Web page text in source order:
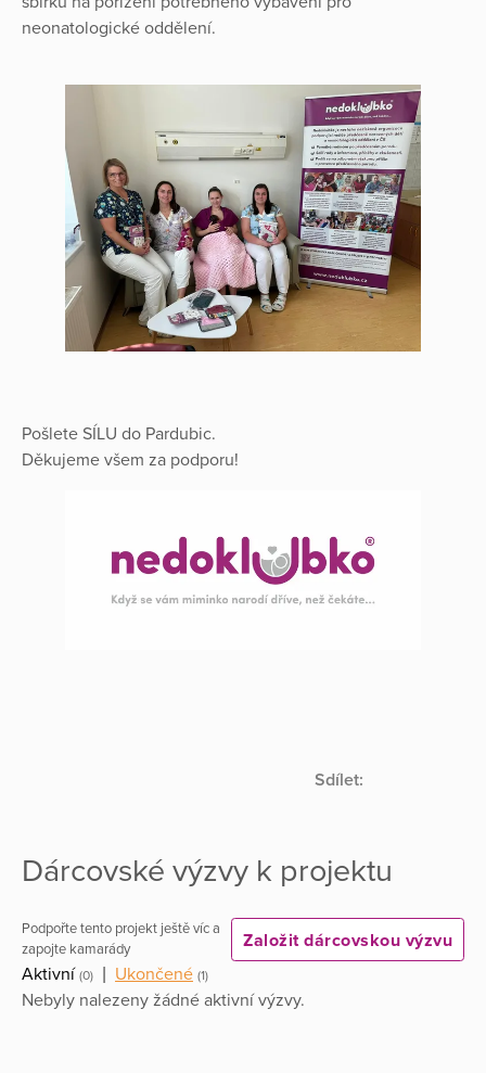
neonatologické oddělení.
Pošlete SÍLU do Pardubic.
Děkujeme všem za podporu!
Sdílet:
Dárcovské výzvy k projektu
Podpořte tento projekt ještě víc a
zapojte kamarády
Založit dárcovskou výzvu
Aktivní (0) | Ukončené (1)
Nebyly nalezeny žádné aktivní výzvy.